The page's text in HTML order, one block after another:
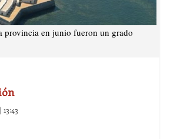
provincia en junio fueron un grado
13:43